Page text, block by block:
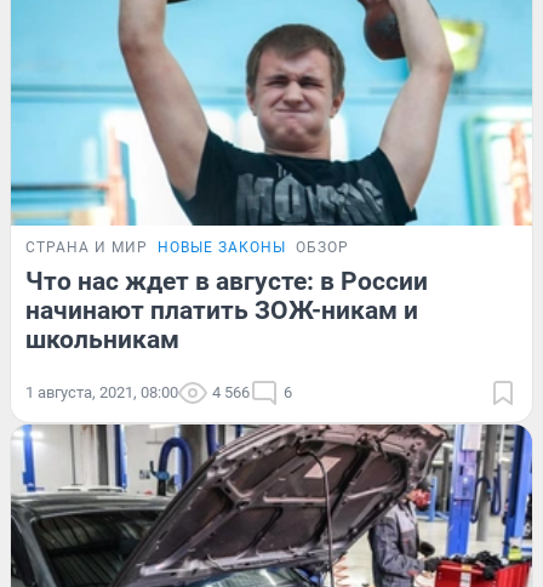
СТРАНА И МИР НОВЫЕ ЗАКОНЫ ОБЗОР
Что нас ждет в августе: в России
начинают платить ЗОЖ-никам и
школьникам
1 августа, 2021, 08:00 4 566 6